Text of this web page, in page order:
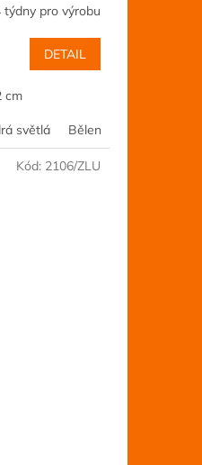
Růžová
Buk Dub Javor
týdny pro výrobu
DETAIL
cm
světlá Bělený smrk
Kód: 2106/ZLU